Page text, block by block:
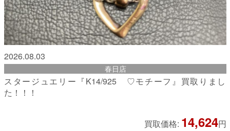
2026.08.03
春日店
スタージュエリー『K14/925 ♡モチーフ』買取りまし
た！！！
買取価格: 14,624円